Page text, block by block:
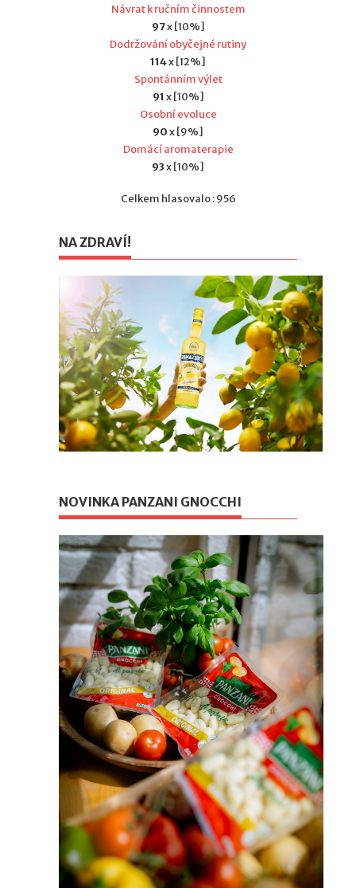
Návrat k ručním činnostem
97x [10%]
Dodržování obyčejné rutiny
114x [12%]
Spontánním výlet
91 x [10%]
Osobní evoluce
90x [9%]
Domácí aromaterapie
93x [10%]
Celkem hlasovalo : 956
NA ZDRAVÍ!
NOVINKA PANZANI GNOCCHI